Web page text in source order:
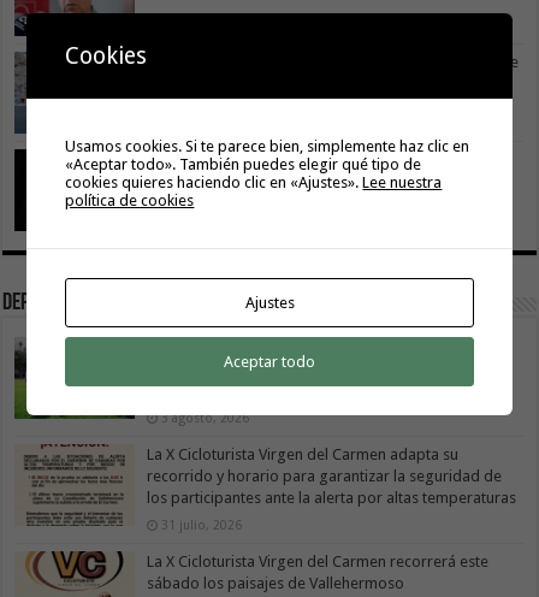
Vivir donde se estudia: una cuestión de igualdad entre
Cuidar es avanzar: el escudo social que sostiene el
progreso de La Gomera
19 julio, 2026
Deportes
renuevan su alianza para promocionar el producto
local
3 agosto, 2026
La X Cicloturista Virgen del Carmen adapta su
recorrido y horario para garantizar la seguridad de
los participantes ante la alerta por altas temperaturas
31 julio, 2026
La X Cicloturista Virgen del Carmen recorrerá este
sábado los paisajes de Vallehermoso
Cookies
Usamos cookies. Si te parece bien, simplemente haz clic en
«Aceptar todo». También puedes elegir qué tipo de
cookies quieres haciendo clic en «Ajustes».Lee nuestra
política de cookies
Ajustes
Aceptar todo